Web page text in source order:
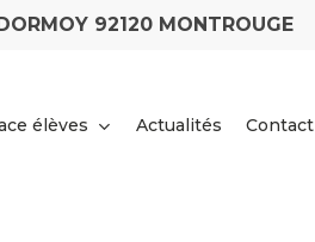
92120 MONTROUGE
élèves Actualités Contact